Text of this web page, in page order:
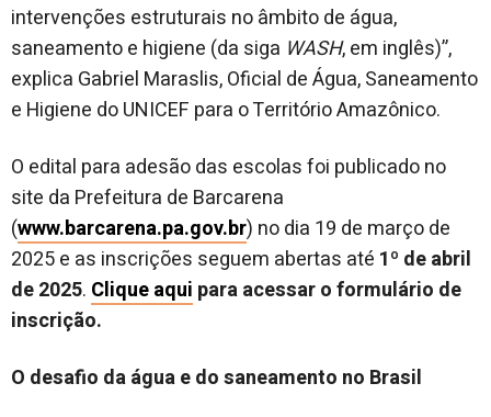
intervenções estruturais no âmbito de água,
saneamento e higiene (da siga WASH, em inglês)”,
explica Gabriel Maraslis, Oficial de Água, Saneamento
e Higiene do UNICEF para o Território Amazônico.
O edital para adesão das escolas foi publicado no
site da Prefeitura de Barcarena
(www.barcarena.pa.gov.br) no dia 19 de março de
2025 e as inscrições seguem abertas até 1º de abril
de 2025. Clique aqui para acessar o formulário de
inscrição.
O desafio da água e do saneamento no Brasil